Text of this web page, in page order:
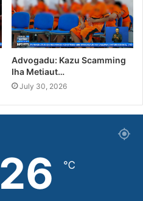
Advogadu: Kazu Scamming
Iha Metiaut…
July 30, 2026
26 ℃